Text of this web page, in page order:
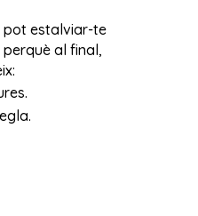
pot estalviar-te
al final,